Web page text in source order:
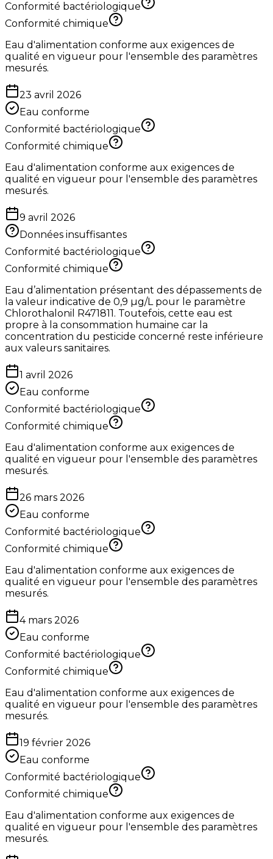
Conformité bactériologique
Conformité chimique
Eau d'alimentation conforme aux exigences de
qualité en vigueur pour l'ensemble des paramètres
mesurés.
23 avril 2026
Eau conforme
Conformité bactériologique
Conformité chimique
Eau d'alimentation conforme aux exigences de
qualité en vigueur pour l'ensemble des paramètres
mesurés.
9 avril 2026
Données insuffisantes
Conformité bactériologique
Conformité chimique
Eau d’alimentation présentant des dépassements de
la valeur indicative de 0,9 µg/L pour le paramètre
Chlorothalonil R471811. Toutefois, cette eau est
propre à la consommation humaine car la
concentration du pesticide concerné reste inférieure
aux valeurs sanitaires.
1 avril 2026
Eau conforme
Conformité bactériologique
Conformité chimique
Eau d'alimentation conforme aux exigences de
qualité en vigueur pour l'ensemble des paramètres
mesurés.
26 mars 2026
Eau conforme
Conformité bactériologique
Conformité chimique
Eau d'alimentation conforme aux exigences de
qualité en vigueur pour l'ensemble des paramètres
mesurés.
4 mars 2026
Eau conforme
Conformité bactériologique
Conformité chimique
Eau d'alimentation conforme aux exigences de
qualité en vigueur pour l'ensemble des paramètres
mesurés.
19 février 2026
Eau conforme
Conformité bactériologique
Conformité chimique
Eau d'alimentation conforme aux exigences de
qualité en vigueur pour l'ensemble des paramètres
mesurés.